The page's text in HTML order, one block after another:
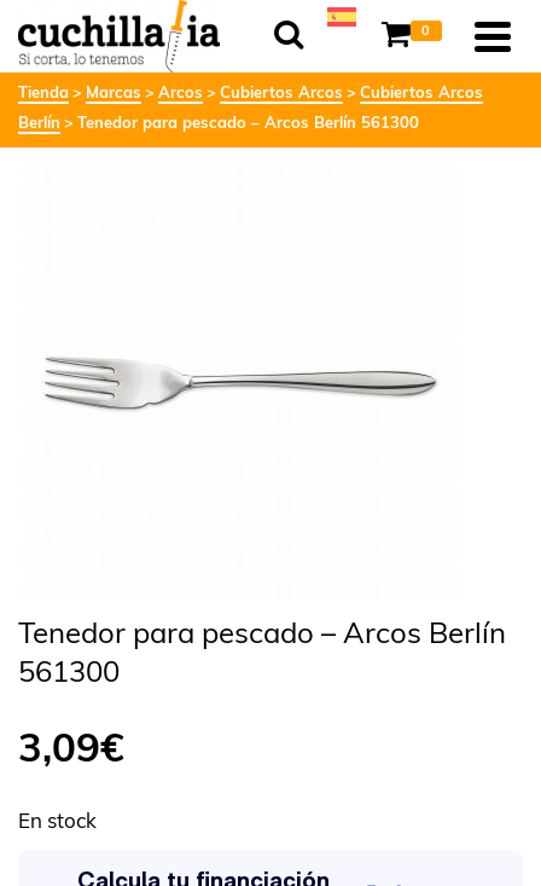
0
Tienda Marcas Arcos Cubiertos Arcos
Cubiertos Arcos
Berlín
Tenedor para pescado – Arcos Berlín 561300
Tenedor para pescado – Arcos Berlín
561300
3,09€
En stock